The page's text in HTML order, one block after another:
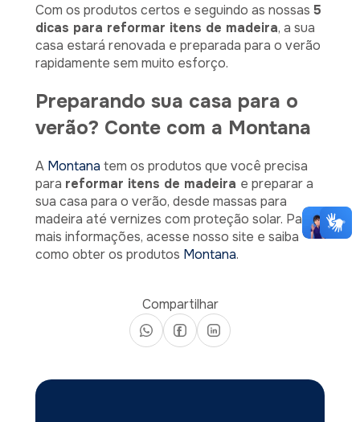
Com os produtos certos e seguindo as nossas 5
dicas para reformar itens de madeira, a sua
casa estará renovada e preparada para o verão
rapidamente sem muito esforço.
Preparando sua casa para o
verão? Conte com a Montana
A Montana tem os produtos que você precisa
para reformar itens de madeira e preparar a
sua casa para o verão, desde massas para
madeira até vernizes com proteção solar. Para
mais informações, acesse nosso site e saiba
como obter os produtos Montana.
Compartilhar